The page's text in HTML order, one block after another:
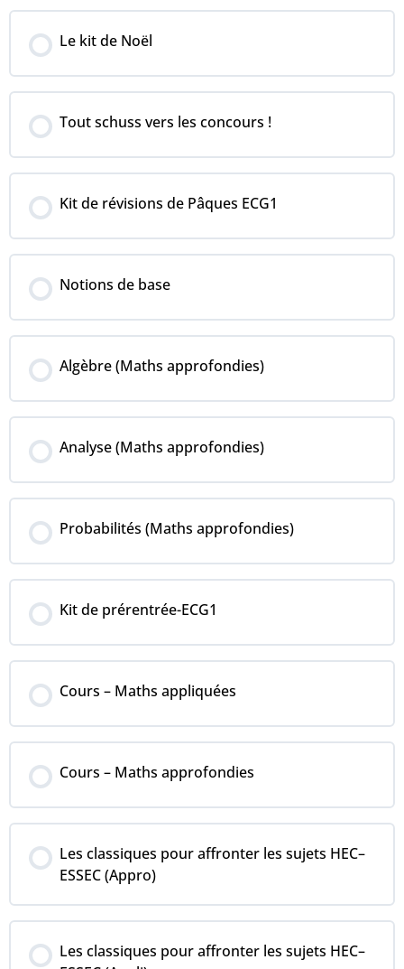
COURS PROGRESSION
0% COMPLÉTÉ 0/0 Steps
Le kit de Noël
COURS PROGRESSION
0% COMPLÉTÉ 0/0 Steps
Tout schuss vers les concours !
COURS PROGRESSION
0% COMPLÉTÉ 0/0 Steps
Kit de révisions de Pâques ECG1
COURS PROGRESSION
0% COMPLÉTÉ 0/0 Steps
Notions de base
COURS PROGRESSION
0% COMPLÉTÉ 0/0 Steps
Algèbre (Maths approfondies)
COURS PROGRESSION
0% COMPLÉTÉ 0/0 Steps
Analyse (Maths approfondies)
COURS PROGRESSION
0% COMPLÉTÉ 0/0 Steps
Probabilités (Maths approfondies)
COURS PROGRESSION
0% COMPLÉTÉ 0/0 Steps
Kit de prérentrée-ECG1
COURS PROGRESSION
0% COMPLÉTÉ 0/0 Steps
Cours – Maths appliquées
COURS PROGRESSION
0% COMPLÉTÉ 0/0 Steps
Cours – Maths approfondies
COURS PROGRESSION
0% COMPLÉTÉ 0/0 Steps
Les classiques pour affronter les sujets HEC–
ESSEC (Appro)
COURS PROGRESSION
0% COMPLÉTÉ 0/0 Steps
Les classiques pour affronter les sujets HEC–